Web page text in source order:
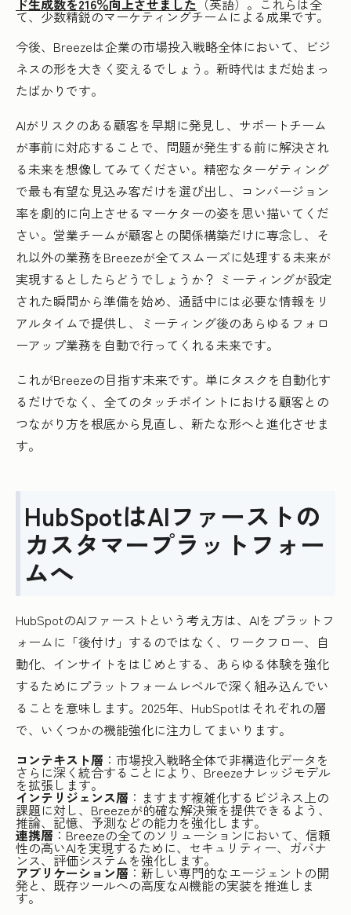
て、少数精鋭のマーケティングチームによる成果です。
今後、Breezeは企業の市場投入戦略全体において、ビジ
ネスの形を大きく変えるでしょう。新時代はまだ始まっ
たばかりです。
AIがリスクのある顧客を早期に発見し、サポートチーム
が事前に対応することで、問題が発生する前に解決され
る未来を想像してみてください。精密なターゲティング
で最も有望な見込み客だけを選び出し、コンバージョン
率を劇的に向上させるマーケターの姿を思い描いてくだ
さい。営業チームが顧客との関係構築だけに専念し、そ
れ以外の業務をBreezeが全てスムーズに処理する未来が
実現するとしたらどうでしょうか？ ミーティングが設定
された瞬間から準備を始め、通話中には必要な情報をリ
アルタイムで提供し、ミーティング後のあらゆるフォロ
ーアップ業務を自動で行ってくれる未来です。
これがBreezeの目指す未来です。単にタスクを自動化す
るだけでなく、全てのタッチポイントにおける顧客との
つながり方を根底から見直し、新たな形へと進化させま
す。
HubSpotはAIファーストの
カスタマープラットフォー
ムへ
HubSpotのAIファーストという考え方は、AIをプラットフ
ォームに「後付け」するのではなく、ワークフロー、自
動化、インサイトをはじめとする、あらゆる体験を強化
するためにプラットフォームレベルで深く組み込んでい
ることを意味します。2025年、HubSpotはそれぞれの層
で、いくつかの機能強化に注力してまいります。
コンテキスト層 ：市場投入戦略全体で非構造化データを
さらに深く統合することにより、Breezeナレッジモデル
を拡張します。
インテリジェンス層 ：ますます複雑化するビジネス上の
課題に対し、Breezeが的確な解決策を提供できるよう、
推論、記憶、予測などの能力を強化します。
連携層：Breezeの全てのソリューションにおいて、信頼
性の高いAIを実現するために、セキュリティー、ガバナ
ンス、評価システムを強化します。
アプリケーション層 ：新しい専門的なエージェントの開
発と、既存ツールへの高度なAI機能の実装を推進しま
す。